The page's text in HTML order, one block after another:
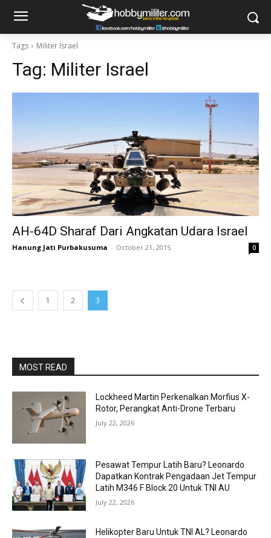
Tags Militer Israel
Tag: Militer Israel
AH-64D Sharaf Dari Angkatan Udara Israel
Hanung Jati Purbakusuma - October 21, 2015 0
1 2 3
MOST READ
Lockheed Martin Perkenalkan Morfius X-
Rotor, Perangkat Anti-Drone Terbaru
July 22, 2026
Pesawat Tempur Latih Baru? Leonardo
Dapatkan Kontrak Pengadaan Jet Tempur
Latih M346 F Block 20 Untuk TNI AU
July 22, 2026
Helikopter Baru Untuk TNI AL? Leonardo